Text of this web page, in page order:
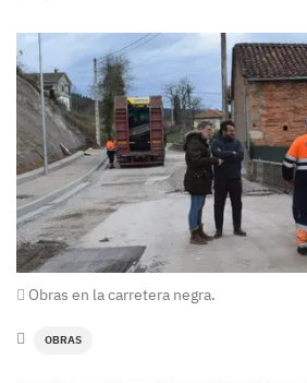
Obras en la carretera negra.
OBRAS